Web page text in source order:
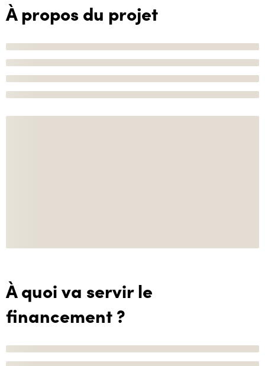
À propos du projet
À quoi va servir le
financement ?